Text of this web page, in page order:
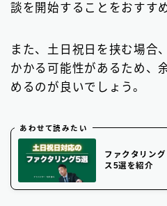
談を開始することをおすす
また、土日祝日を挟む場合
かかる可能性があるため、
めるのが良いでしょう。
あわせて読みたい
ファクタリン
ス5選を紹介